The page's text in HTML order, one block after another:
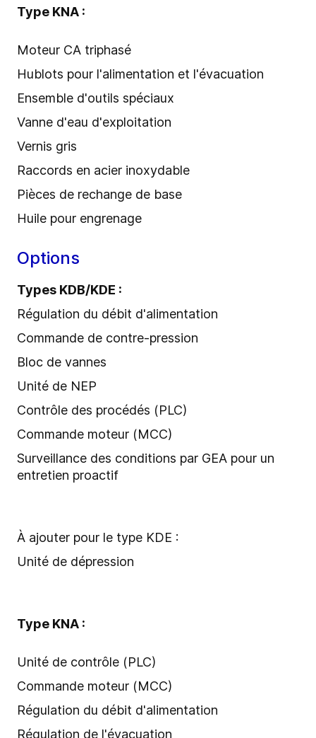
Type KNA :
Moteur CA triphasé
Hublots pour l'alimentation et l'évacuation
Ensemble d'outils spéciaux
Vanne d'eau d'exploitation
Vernis gris
Raccords en acier inoxydable
Pièces de rechange de base
Huile pour engrenage
Options
Types KDB/KDE :
Régulation du débit d'alimentation
Commande de contre-pression
Bloc de vannes
Unité de NEP
Contrôle des procédés (PLC)
Commande moteur (MCC)
Surveillance des conditions par GEA pour un
entretien proactif
À ajouter pour le type KDE :
Unité de dépression
Type KNA :
Unité de contrôle (PLC)
Commande moteur (MCC)
Régulation du débit d'alimentation
Régulation de l'évacuation